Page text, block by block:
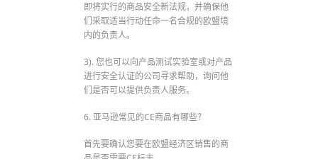
即将实行的商品安全新法规，并确保他
们采取适当行动任命一名合规的欧盟境
内的负责人。
3). 您也可以向产品测试实验室或对产品
进行安全认证的公司寻求帮助，询问他
们是否可以提供负责人服务。
6. 亚马逊常见的CE商品有哪些？
首先要确认您要在欧盟经济区销售的商